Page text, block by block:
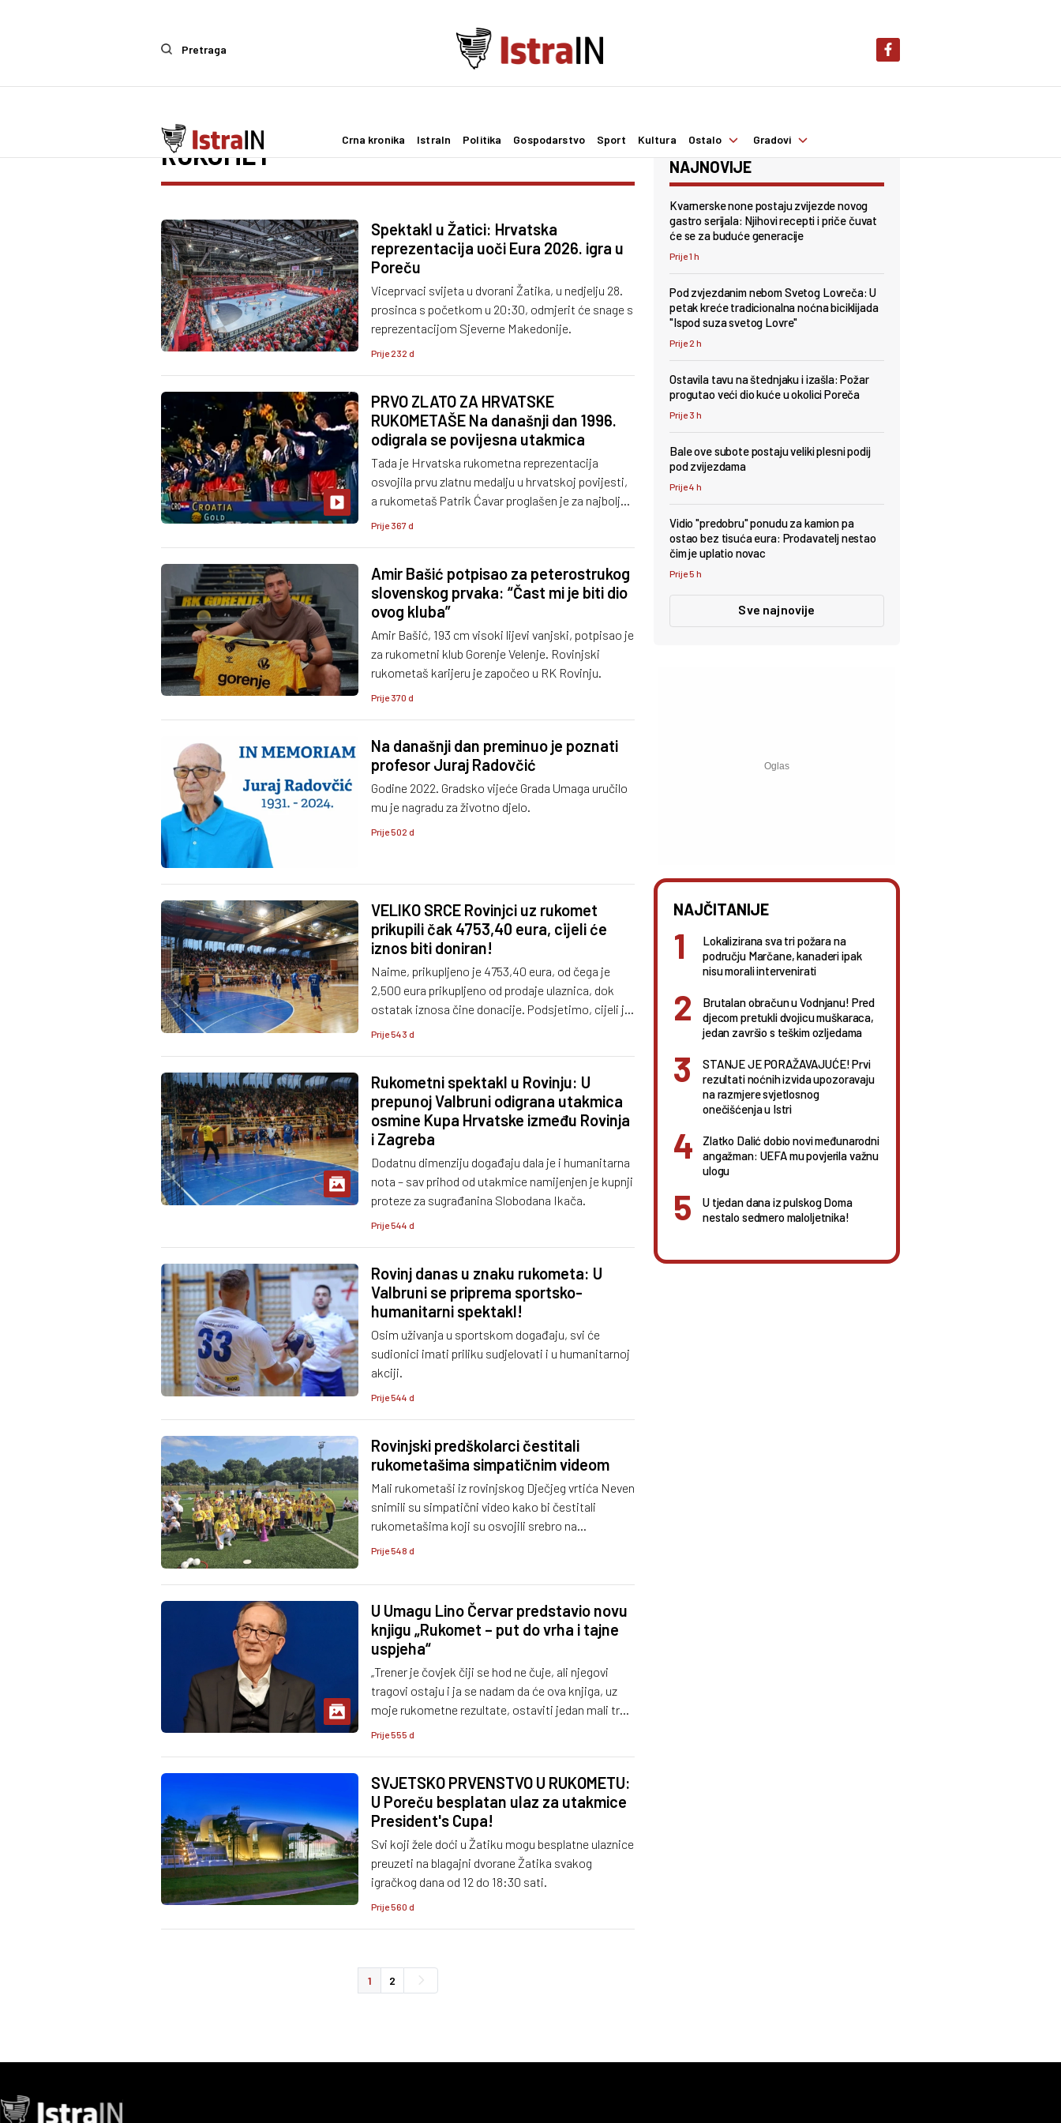
Pretraga
Crna kronika IstraIn Politika Gospodarstvo Sport Kultura Ostalo Gradovi
RUKOMET
Spektakl u Žatici: Hrvatska
reprezentacija uoči Eura 2026. igra u
Poreču
Viceprvaci svijeta u dvorani Žatika, u nedjelju 28.
prosinca s početkom u 20:30, odmjerit će snage s
reprezentacijom Sjeverne Makedonije.
Prije 232 d
PRVO ZLATO ZA HRVATSKE
RUKOMETAŠE Na današnji dan 1996.
odigrala se povijesna utakmica
Tada je Hrvatska rukometna reprezentacija
osvojila prvu zlatnu medalju u hrvatskoj povijesti,
a rukometaš Patrik Ćavar proglašen je za najboljeg
strijelca natjecanja (43 gola).
Prije 367 d
Amir Bašić potpisao za peterostrukog
slovenskog prvaka: “Čast mi je biti dio
ovog kluba”
Amir Bašić, 193 cm visoki lijevi vanjski, potpisao je
za rukometni klub Gorenje Velenje. Rovinjski
rukometaš karijeru je započeo u RK Rovinju.
Prije 370 d
Na današnji dan preminuo je poznati
profesor Juraj Radovčić
Godine 2022. Gradsko vijeće Grada Umaga uručilo
mu je nagradu za životno djelo.
Prije 502 d
VELIKO SRCE Rovinjci uz rukomet
prikupili čak 4753,40 eura, cijeli će
iznos biti doniran!
Naime, prikupljeno je 4753,40 eura, od čega je
2,500 eura prikupljeno od prodaje ulaznica, dok
ostatak iznosa čine donacije. Podsjetimo, cijeli je
prikupljeni iznos namijenjen kupnji proteze za
Prije 543 d
Rukometni spektakl u Rovinju: U
prepunoj Valbruni odigrana utakmica
osmine Kupa Hrvatske između Rovinja
i Zagreba
Dodatnu dimenziju događaju dala je i humanitarna
nota – sav prihod od utakmice namijenjen je kupnji
proteze za sugrađanina Slobodana Ikača.
Prije 544 d
Rovinj danas u znaku rukometa: U
Valbruni se priprema sportsko-
humanitarni spektakl!
Osim uživanja u sportskom događaju, svi će
sudionici imati priliku sudjelovati i u humanitarnoj
akciji.
Prije 544 d
Rovinjski predškolarci čestitali
rukometašima simpatičnim videom
Mali rukometaši iz rovinjskog Dječjeg vrtića Neven
snimili su simpatični video kako bi čestitali
rukometašima koji su osvojili srebro na
Svjetskom prvenstvu.
Prije 548 d
U Umagu Lino Červar predstavio novu
knjigu „Rukomet – put do vrha i tajne
uspjeha“
„Trener je čovjek čiji se hod ne čuje, ali njegovi
tragovi ostaju i ja se nadam da će ova knjiga, uz
moje rukometne rezultate, ostaviti jedan mali trag
poput kamenčića pokraj puta", rekao je Červar.
Prije 555 d
SVJETSKO PRVENSTVO U RUKOMETU:
U Poreču besplatan ulaz za utakmice
President's Cupa!
Svi koji žele doći u Žatiku mogu besplatne ulaznice
preuzeti na blagajni dvorane Žatika svakog
igračkog dana od 12 do 18:30 sati.
Prije 560 d
1 2
NAJNOVIJE
Kvarnerske none postaju zvijezde novog
gastro serijala: Njihovi recepti i priče čuvat
će se za buduće generacije
Prije 1 h
Pod zvjezdanim nebom Svetog Lovreča: U
petak kreće tradicionalna noćna biciklijada
"Ispod suza svetog Lovre"
Prije 2 h
Ostavila tavu na štednjaku i izašla: Požar
progutao veći dio kuće u okolici Poreča
Prije 3 h
Bale ove subote postaju veliki plesni podij
pod zvijezdama
Prije 4 h
Vidio "predobru" ponudu za kamion pa
ostao bez tisuća eura: Prodavatelj nestao
čim je uplatio novac
Prije 5 h
Sve najnovije
NAJČITANIJE
Lokalizirana sva tri požara na
području Marčane, kanaderi ipak
nisu morali intervenirati
Brutalan obračun u Vodnjanu! Pred
djecom pretukli dvojicu muškaraca,
jedan završio s teškim ozljedama
STANJE JE PORAŽAVAJUĆE! Prvi
rezultati noćnih izvida upozoravaju
na razmjere svjetlosnog
onečišćenja u Istri
Zlatko Dalić dobio novi međunarodni
angažman: UEFA mu povjerila važnu
ulogu
U tjedan dana iz pulskog Doma
nestalo sedmero maloljetnika!